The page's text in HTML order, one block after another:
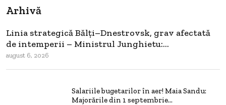
Arhivă
Linia strategică Bălți–Dnestrovsk, grav afectată
de intemperii – Ministrul Junghietu:...
august 6, 2026
Salariile bugetarilor în aer! Maia Sandu:
Majorările din 1 septembrie...